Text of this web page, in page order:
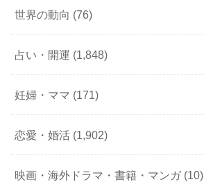
世界の動向 (76)
占い・開運 (1,848)
妊婦・ママ (171)
恋愛・婚活 (1,902)
映画・海外ドラマ・書籍・マンガ (10)